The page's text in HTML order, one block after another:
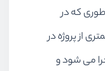
طوری که در
از پروژه در
می شود و